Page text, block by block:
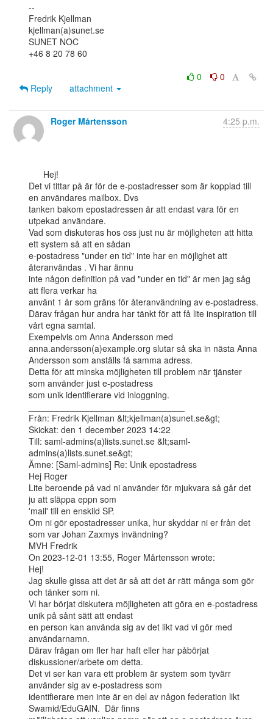
--
Fredrik Kjellman
kjellman(a)sunet.se
SUNET NOC
+46 8 20 78 60
0
0
Reply
attachment
Roger Mårtensson 4:25 p.m.
Det vi tittar på är för de e-postadresser som är kopplad till
en användares mailbox. Dvs
tanken bakom epostadressen är att endast vara för en
utpekad användare.
Vad som diskuteras hos oss just nu är möjligheten att hitta
ett system så att en sådan
e-postadress "under en tid" inte har en möjlighet att
återanvändas . Vi har ännu
inte någon definition på vad "under en tid" är men jag såg
att flera verkar ha
använt 1 år som gräns för återanvändning av e-postadress.
Därav frågan hur andra har tänkt för att få lite inspiration till
vårt egna samtal.
Exempelvis om Anna Andersson med
anna.andersson(a)example.org slutar så ska in nästa Anna
Andersson som anställs få samma adress.
Detta för att minska möjligheten till problem när tjänster
som använder just e-postadress
som unik identifierare vid inloggning.
Från: Fredrik Kjellman &lt;kjellman(a)sunet.se&gt;
Skickat: den 1 december 2023 14:22
Till: saml-admins(a)lists.sunet.se &lt;saml-
admins(a)lists.sunet.se&gt;
Ämne: [Saml-admins] Re: Unik epostadress
Hej Roger
Lite beroende på vad ni använder för mjukvara så går det
ju att släppa eppn som
'mail' till en enskild SP.
Om ni gör epostadresser unika, hur skyddar ni er från det
som var Johan Zaxmys invändning?
MVH Fredrik
On 2023-12-01 13:55, Roger Mårtensson wrote:
Hej!
Jag skulle gissa att det är så att det är rätt många som gör
och tänker som ni.
Vi har börjat diskutera möjligheten att göra en e-postadress
unik på sånt sätt att endast
en person kan använda sig av det likt vad vi gör med
användarnamn.
Därav frågan om fler har haft eller har påbörjat
diskussioner/arbete om detta.
Det vi ser kan vara ett problem är system som tyvärr
använder sig av e-postadress som
identifierare men inte är en del av någon federation likt
Swamid/EduGAIN.  Där finns